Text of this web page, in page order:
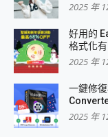
2025 年
好用的
格式化
2025 年
一鍵修
2025 年